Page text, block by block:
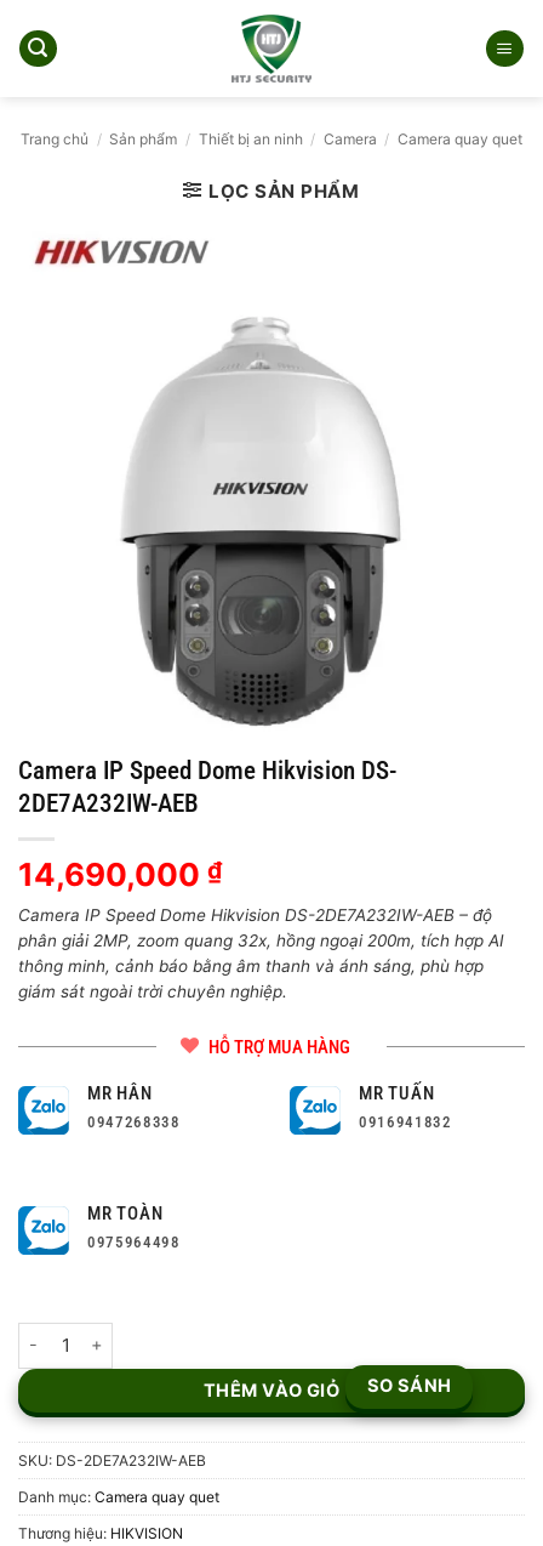
qua
Trang chủ / Sản phẩm / Thiết bị an ninh / Camera / Camera quay quet
LỌC SẢN PHẨM
Camera IP Speed Dome Hikvision DS-
2DE7A232IW-AEB
14,690,000 ₫
Camera IP Speed Dome Hikvision DS-2DE7A232IW-AEB – độ
phân giải 2MP, zoom quang 32x, hồng ngoại 200m, tích hợp AI
thông minh, cảnh báo bằng âm thanh và ánh sáng, phù hợp
giám sát ngoài trời chuyên nghiệp.
HỖ TRỢ MUA HÀNG
MR HÂN
0947268338
MR TUẤN
0916941832
MR TOÀN
0975964498
THÊM VÀO GIỎ SO SÁNH
SKU: DS-2DE7A232IW-AEB
Danh mục: Camera quay quet
Thương hiệu: HIKVISION